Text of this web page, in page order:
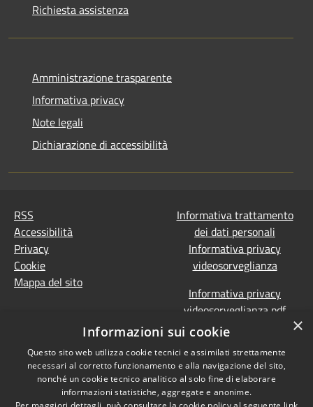
Richiesta assistenza
Amministrazione trasparente
Informativa privacy
Note legali
Dichiarazione di accessibilità
RSS
Accessibilità
Privacy
Cookie
Mappa del sito
Informativa trattamento
dei dati personali
Informativa privacy
videosorveglianza
Informativa privacy
videosorveglianza pdf
Dichiarazione di
Obiettivi accessibilità
Prevenzione della
corruzione - Segnalazione
×
Informazioni sui cookie
Questo sito web utilizza cookie tecnici e assimilati strettamente
necessari al corretto funzionamento e alla navigazione del sito,
nonché un cookie tecnico analitico al solo fine di elaborare
informazioni statistiche, aggregate e anonime.